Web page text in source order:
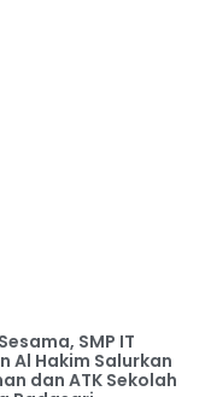
SMP IT
Al Hakim Salurkan
dan ATK Sekolah